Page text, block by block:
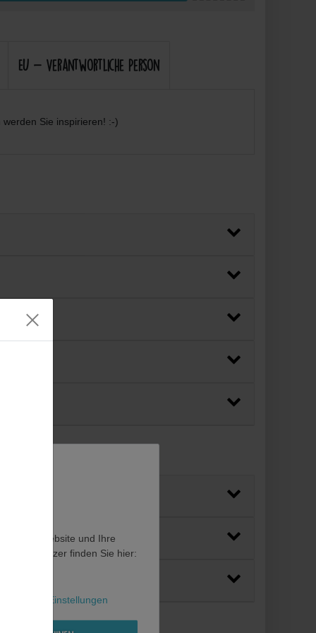
EU - Verantwortliche Person
Sie inspirieren! :-)
diese Website und Ihre
als Nutzer finden Sie hier:
Weitere Einstellungen